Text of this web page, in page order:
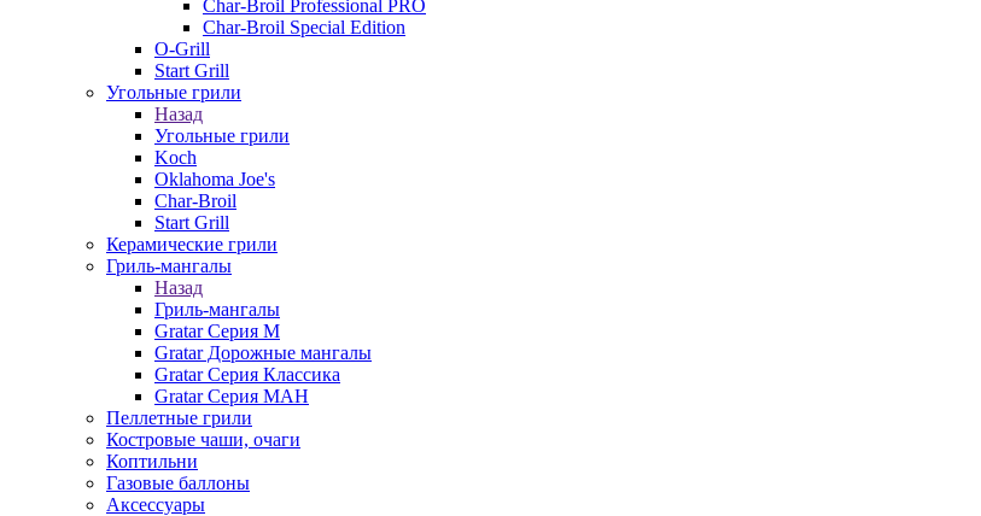
Char-Broil Professional PRO
Char-Broil Special Edition
O-Grill
Start Grill
Угольные грили
Назад
Угольные грили
Koch
Oklahoma Joe's
Char-Broil
Start Grill
Керамические грили
Гриль-мангалы
Назад
Гриль-мангалы
Gratar Серия M
Gratar Дорожные мангалы
Gratar Серия Классика
Gratar Серия МАН
Пеллетные грили
Костровые чаши, очаги
Коптильни
Газовые баллоны
Аксессуары